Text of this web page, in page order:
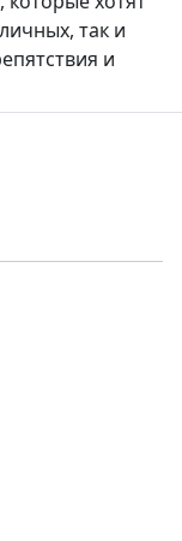
так и
и